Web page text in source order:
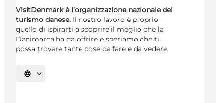
VisitDenmark è l’organizzazione nazionale del
turismo danese. Il nostro lavoro è proprio
quello di ispirarti a scoprire il meglio che la
Danimarca ha da offrire e speriamo che tu
possa trovare tante cose da fare e da vedere.
Seleziona la lingua